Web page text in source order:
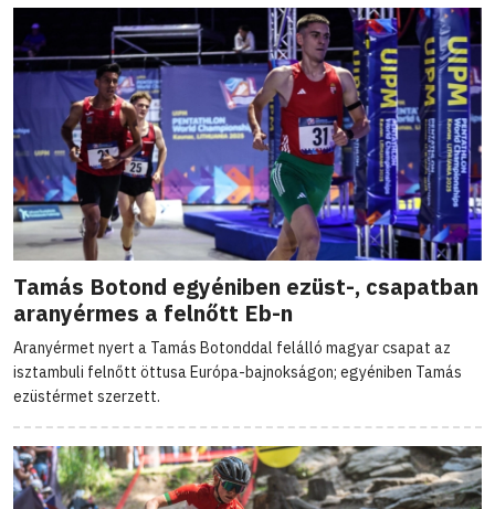
Tamás Botond egyéniben ezüst-, csapatban
aranyérmes a felnőtt Eb-n
Aranyérmet nyert a Tamás Botonddal felálló magyar csapat az
isztambuli felnőtt öttusa Európa-bajnokságon; egyéniben Tamás
ezüstérmet szerzett.